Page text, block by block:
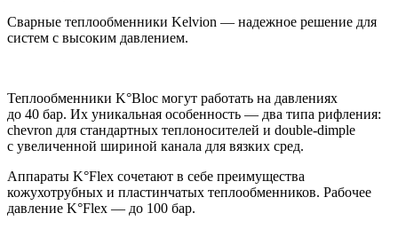
Сварные теплообменники Kelvion — надежное решение для
систем с высоким давлением.
Теплообменники K°Bloc могут работать на давлениях
до 40 бар. Их уникальная особенность — два типа рифления:
chevron для стандартных теплоносителей и double-dimple
с увеличенной шириной канала для вязких сред.
Аппараты K°Flex сочетают в себе преимущества
кожухотрубных и пластинчатых теплообменников. Рабочее
давление K°Flex — до 100 бар.